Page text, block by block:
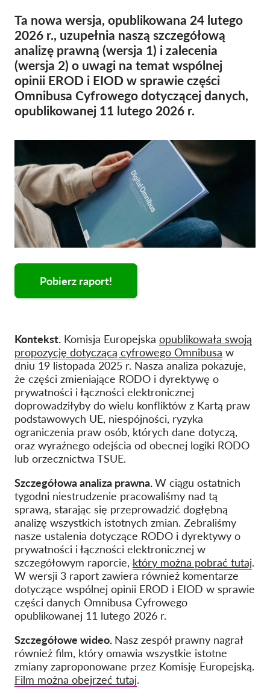
Ta nowa wersja, opublikowana 24 lutego
2026 r., uzupełnia naszą szczegółową
analizę prawną (wersja 1) i zalecenia
(wersja 2) o uwagi na temat wspólnej
opinii EROD i EIOD w sprawie części
Omnibusa Cyfrowego dotyczącej danych,
opublikowanej 11 lutego 2026 r.
Pobierz raport!
Kontekst. Komisja Europejska opublikowała swoją
propozycję dotyczącą cyfrowego Omnibusa w
dniu 19 listopada 2025 r. Nasza analiza pokazuje,
że części zmieniające RODO i dyrektywę o
prywatności i łączności elektronicznej
doprowadziłyby do wielu konfliktów z Kartą praw
podstawowych UE, niespójności, ryzyka
ograniczenia praw osób, których dane dotyczą,
oraz wyraźnego odejścia od obecnej logiki RODO
lub orzecznictwa TSUE.
Szczegółowa analiza prawna.W ciągu ostatnich
tygodni niestrudzenie pracowaliśmy nad tą
sprawą, starając się przeprowadzić dogłębną
analizę wszystkich istotnych zmian. Zebraliśmy
nasze ustalenia dotyczące RODO i dyrektywy o
prywatności i łączności elektronicznej w
szczegółowym raporcie, który można pobrać tutaj.
W wersji 3 raport zawiera również komentarze
dotyczące wspólnej opinii EROD i EIOD w sprawie
części danych Omnibusa Cyfrowego
opublikowanej 11 lutego 2026 r.
Szczegółowe wideo. Nasz zespół prawny nagrał
również film, który omawia wszystkie istotne
zmiany zaproponowane przez Komisję Europejską.
Film można obejrzeć tutaj.